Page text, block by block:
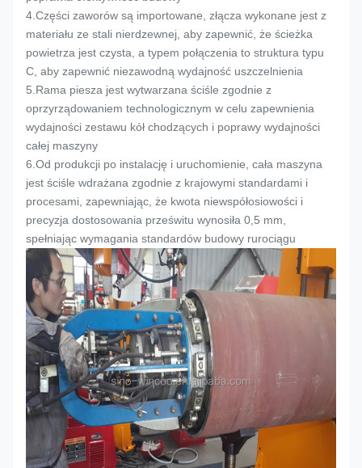
4. Części zaworów są importowane, złącza wykonane jest z
materiału ze stali nierdzewnej, aby zapewnić, że ścieżka
powietrza jest czysta, a typem połączenia to struktura typu
C, aby zapewnić niezawodną wydajność uszczelnienia
5. Rama piesza jest wytwarzana ściśle zgodnie z
oprzyrządowaniem technologicznym w celu zapewnienia
wydajności zestawu kół chodzących i poprawy wydajności
całej maszyny
6. Od produkcji po instalację i uruchomienie, cała maszyna
jest ściśle wdrażana zgodnie z krajowymi standardami i
procesami, zapewniając, że kwota niewspółosiowości i
precyzja dostosowania prześwitu wynosiła 0,5 mm,
spełniając wymagania standardów budowy rurociągu